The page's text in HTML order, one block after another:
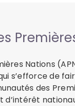
Nations
s’efforce de
des
d’intérêt